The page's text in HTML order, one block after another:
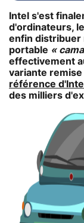
Intel s'est
d'ordinateurs,
enfin distribuer
portable «
effectivement
variante remise
référence d'Intel
des milliers